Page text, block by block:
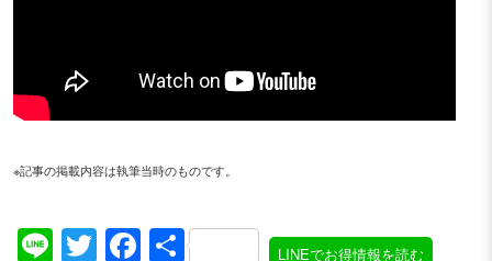
※記事の掲載内容は執筆当時のものです。
LineTwitter
Facebook
共 LINEでお得情報を読む